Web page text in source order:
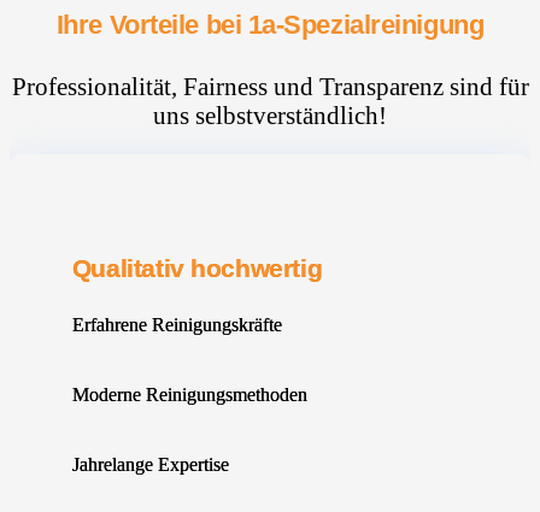
Ihre Vorteile bei 1a-Spezialreinigung
Professionalität, Fairness und Transparenz sind für
uns selbstverständlich!
Qualitativ hochwertig
Erfahrene Reinigungskräfte
Moderne Reinigungsmethoden
Jahrelange Expertise